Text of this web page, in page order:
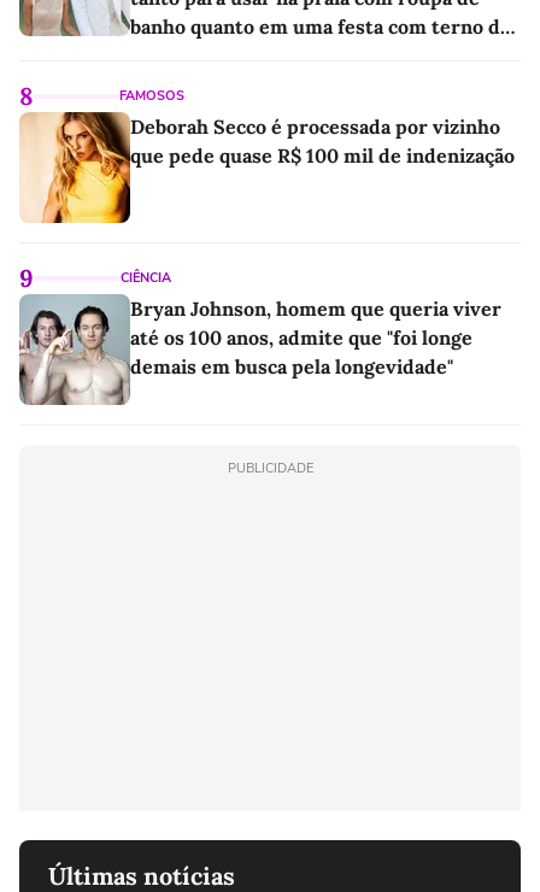
banho quanto em uma festa com terno de
8 FAMOSOS
Deborah Secco é processada por vizinho
que pede quase R$ 100 mil de indenização
9 CIÊNCIA
Bryan Johnson, homem que queria viver
até os 100 anos, admite que "foi longe
demais em busca pela longevidade"
PUBLICIDADE
Últimas notícias